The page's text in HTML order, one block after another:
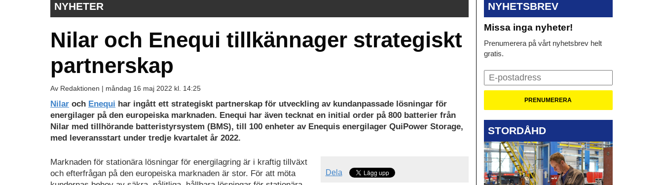
NYHETER
Nilar och Enequi tillkännager strategiskt
partnerskap
Av Redaktionen | måndag 16 maj 2022 kl. 14:25
Nilar och Enequi har ingått ett strategiskt partnerskap för utveckling av kundanpassade lösningar för
energilager på den europeiska marknaden. Enequi har även tecknat en initial order på 800 batterier från
Nilar med tillhörande batteristyrsystem (BMS), till 100 enheter av Enequis energilager QuiPower Storage,
med leveransstart under tredje kvartalet år 2022.
Dela
​Marknaden för stationära lösningar för energilagring är i kraftig tillväxt
och efterfrågan på den europeiska marknaden är stor. För att möta
NYHETSBREV
Missa inga nyheter!
Prenumerera på vårt nyhetsbrev helt
gratis.
STORDÅHD